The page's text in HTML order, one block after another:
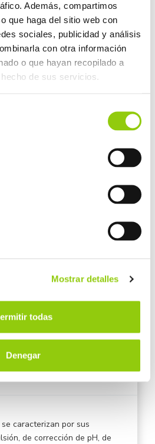
Además, compartimos
que haga del sitio web con
sociales, publicidad y análisis
con otra información
o que hayan recopilado a
de sus servicios.
Mostrar detalles
todas
Denegar
PARA LECHE UHT
mejoran la estabilidad de
rango de mezclas
FUNDENTES PARA
caracterizan por sus
de corrección de pH, de